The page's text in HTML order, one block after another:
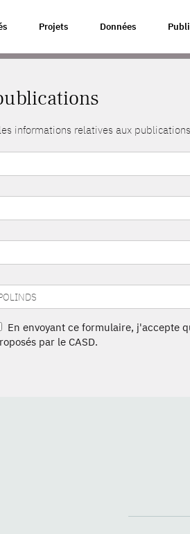
Projets Données
informations relatives aux
En envoyant ce formulaire, j'accepte
par le CASD.